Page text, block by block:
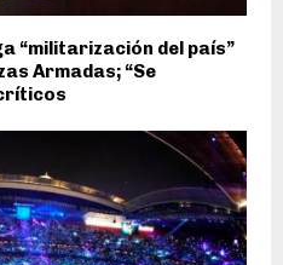
“militarización del país”
Armadas; “Se